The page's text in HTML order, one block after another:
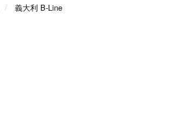
義大利 B-Line